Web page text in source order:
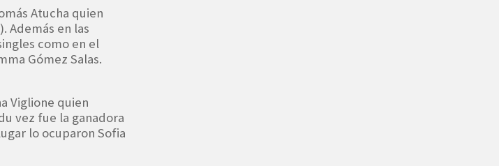
Atucha quien
Además en las
como en el
Gómez Salas.
Viglione quien
vez fue la ganadora
lo ocuparon Sofia